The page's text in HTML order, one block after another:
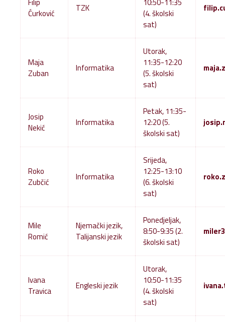
Ćurković
TZK
(4. školski
sat)
Maja
Zuban
Informatika
Utorak,
11:35-12:20
(5. školski
sat)
Josip
Nekić
Informatika
Petak, 11:35-
12:20 (5.
školski sat)
Roko
Zubčić
Informatika
Srijeda,
12:25-13:10
(6. školski
sat)
Mile
Romić
Njemački jezik,
Talijanski jezik
Ponedjeljak,
8:50-9:35 (2.
školski sat)
Ivana
Travica
Engleski jezik
Utorak,
10:50-11:35
(4. školski
sat)